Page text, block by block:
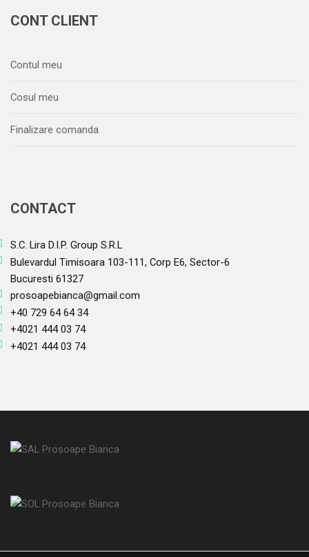
CONT CLIENT
Contul meu
Cosul meu
Finalizare comanda
CONTACT
S.C. Lira D.I.P. Group S.R.L
Bulevardul Timisoara 103-111, Corp E6, Sector-6
Bucuresti 61327
prosoapebianca@gmail.com
+40 729 64 64 34
+4021 444 03 74
+4021 444 03 74